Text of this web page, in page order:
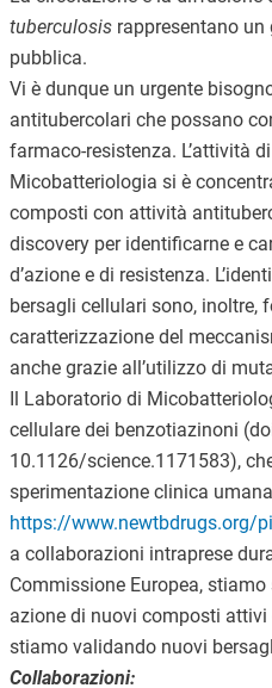
tuberculosisrappresentano un
pubblica.
Vi è dunque un urgente
antitubercolari che possano
farmaco-resistenza. L’attività
Micobatteriologia si è
composti con attività
discovery per identificarne e
d’azione e di resistenza.
bersagli cellulari sono, inoltre,
caratterizzazione del
anche grazie all’utilizzo di
Il Laboratorio di
cellulare dei benzotiazinoni
10.1126/science.1171583),
sperimentazione clinica
https://www.newtbdrugs.org/
a collaborazioni intraprese
Commissione Europea,
azione di nuovi composti attivi
stiamo validando nuovi
Collaborazioni: